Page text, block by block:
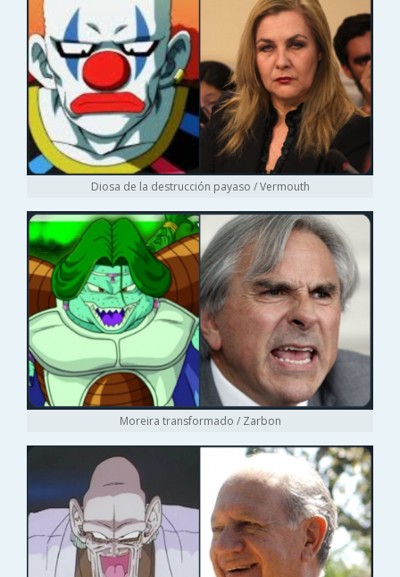
Diosa de la destrucción payaso / Vermouth
Moreira transformado / Zarbon